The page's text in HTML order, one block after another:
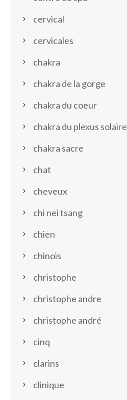
cervical
cervicales
chakra
chakra de la gorge
chakra du coeur
chakra du plexus solaire
chakra sacre
chat
cheveux
chi nei tsang
chien
chinois
christophe
christophe andre
christophe andré
cinq
clarins
clinique